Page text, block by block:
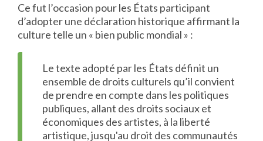
Ce fut l’occasion pour les États participant
d’adopter une déclaration historique affirmant la
culture telle un « bien public mondial » :
Le texte adopté par les États définit un
ensemble de droits culturels qu’il convient
de prendre en compte dans les politiques
publiques, allant des droits sociaux et
économiques des artistes, à la liberté
artistique, jusqu'au droit des communautés